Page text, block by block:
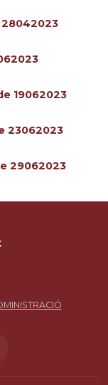
28042023
19062023
23062023
29062023